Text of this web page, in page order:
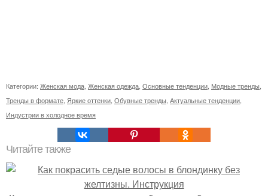
Категории: Женская мода Женская одежда Основные тенденции Модные тренды
Тренды в формате Яркие оттенки Обувные тренды Актуальные тенденции
Индустрии в холодное время
Читайте также